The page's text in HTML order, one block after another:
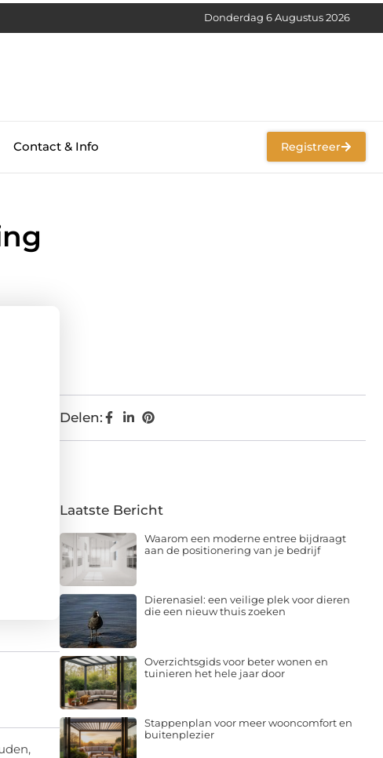
Donderdag 6 Augustus 2026
Contact & Info Registreer
Delen:
Laatste Bericht
Waarom een moderne entree bijdraagt
aan de positionering van je bedrijf
Dierenasiel: een veilige plek voor dieren
die een nieuw thuis zoeken
Overzichtsgids voor beter wonen en
tuinieren het hele jaar door
Stappenplan voor meer wooncomfort en
buitenplezier